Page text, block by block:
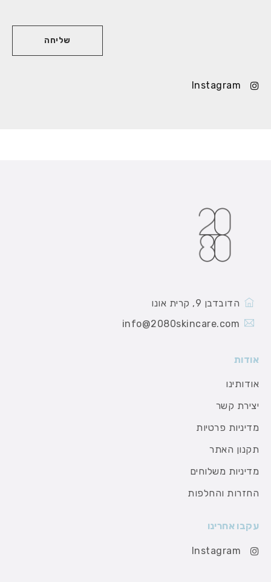
Instagram
הדובדבן 9, קרית אונו
info@2080skincare.com
אודות
אודותינו
יצירת קשר
מדיניות פרטיות
תקנון האתר
מדיניות משלוחים
החזרות והחלפות
עקבו אחרינו
Instagram